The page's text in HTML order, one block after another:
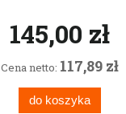
145,00 zł
Cena netto: 117,89 zł
do koszyka